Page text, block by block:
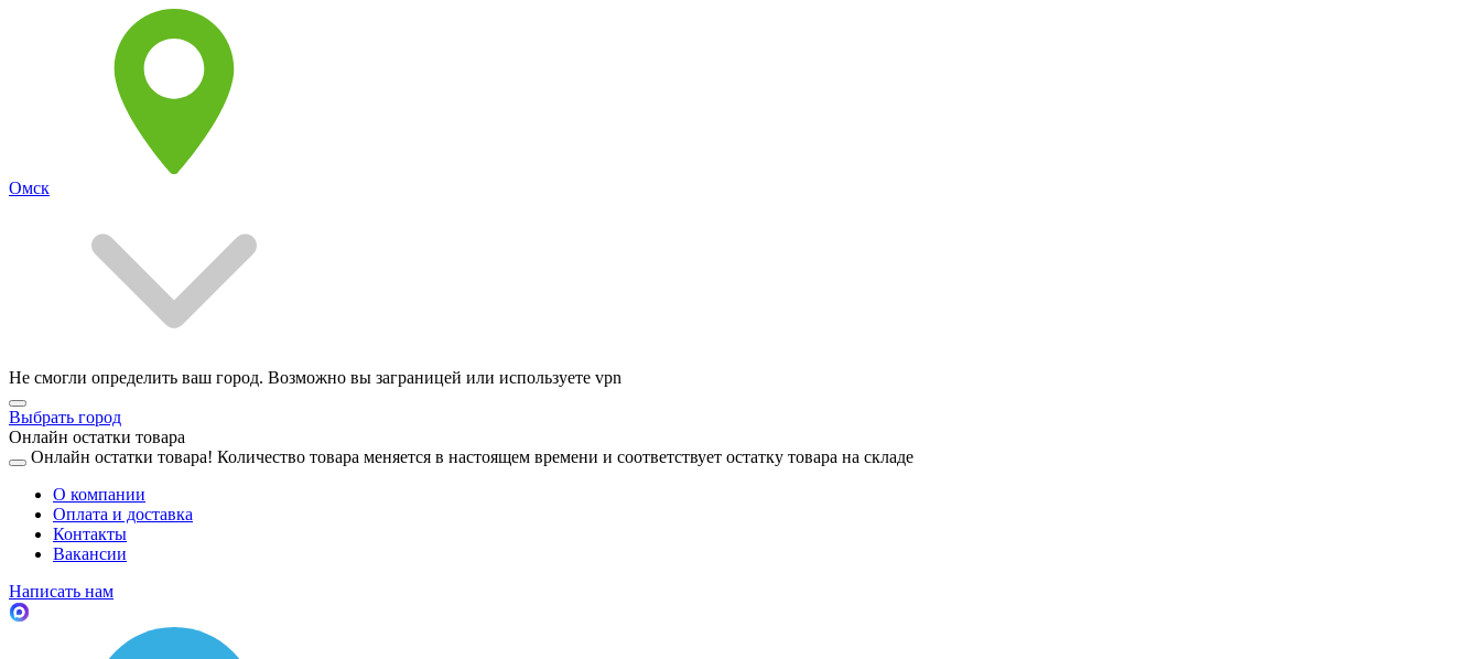
Омск
Не смогли определить ваш город. Возможно вы заграницей или используете vpn
Выбрать город
Онлайн остатки товара
Онлайн остатки товара! Количество товара меняется в настоящем времени и соответствует остатку товара на складе
О компании
Оплата и доставка
Контакты
Вакансии
Написать нам